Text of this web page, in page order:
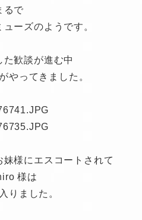
るで
ーズのようです。
た歓談が進む中
やってきました。
様にエスコートされて
様は
りました。